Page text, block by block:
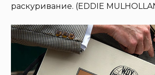
раскуривание. (EDDIE